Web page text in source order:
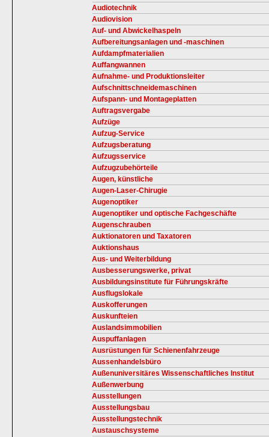
Audiotechnik
Audiovision
Auf- und Abwickelhaspeln
Aufbereitungsanlagen und -maschinen
Aufdampfmaterialien
Auffangwannen
Aufnahme- und Produktionsleiter
Aufschnittschneidemaschinen
Aufspann- und Montageplatten
Auftragsvergabe
Aufzüge
Aufzug-Service
Aufzugsberatung
Aufzugsservice
Aufzugzubehörteile
Augen, künstliche
Augen-Laser-Chirugie
Augenoptiker
Augenoptiker und optische Fachgeschäfte
Augenschrauben
Auktionatoren und Taxatoren
Auktionshaus
Aus- und Weiterbildung
Ausbesserungswerke, privat
Ausbildungsinstitute für Führungskräfte
Ausflugslokale
Auskofferungen
Auskunfteien
Auslandsimmobilien
Auspuffanlagen
Ausrüstungen für Schienenfahrzeuge
Aussenhandelsbüro
Außenuniversitäres Wissenschaftliches Institut
Außenwerbung
Ausstellungen
Ausstellungsbau
Ausstellungstechnik
Austauschsysteme